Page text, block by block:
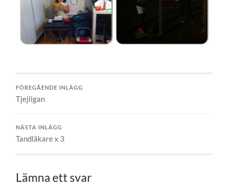
FÖREGÅENDE INLÄGG
Tjejligan
NÄSTA INLÄGG
Tandläkare x 3
Lämna ett svar